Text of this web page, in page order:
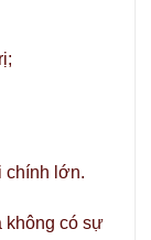
chính lớn.
không có sự